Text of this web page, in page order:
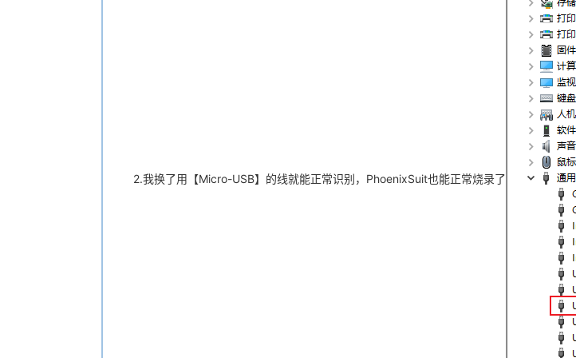
2.我换了用【Micro-USB】的线就能正常识别，PhoenixSuit也能正常烧录了